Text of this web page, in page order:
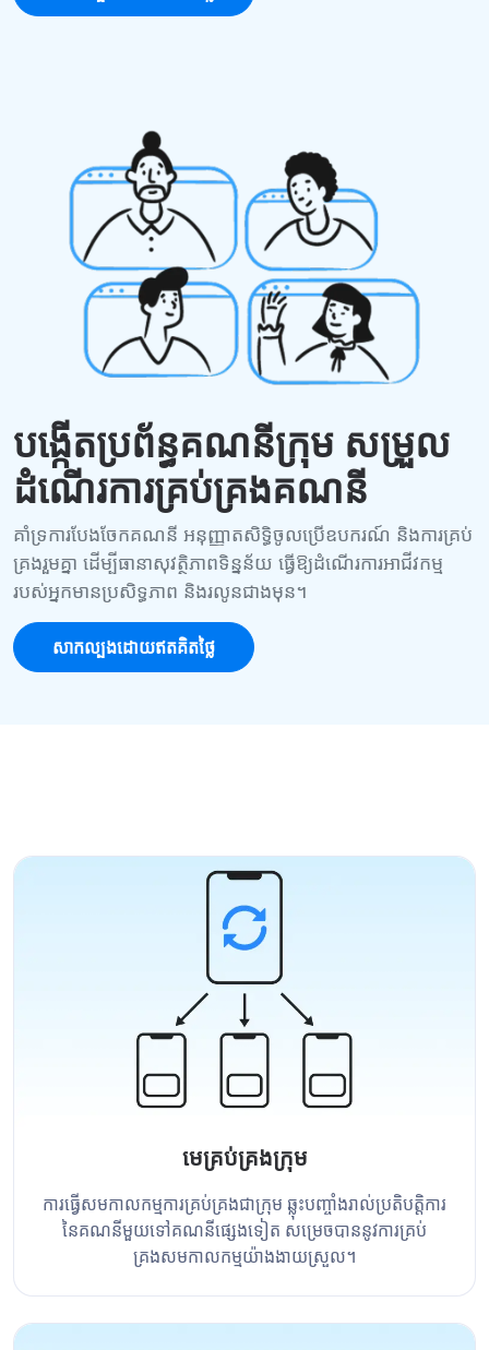
បង្កើតប្រព័ន្ធគណនីក្រុម សម្រួល
ដំណើរការគ្រប់គ្រងគណនី
គាំទ្រការបែងចែកគណនី អនុញ្ញាតសិទ្ធិចូលប្រើឧបករណ៍ និងការគ្រប់
គ្រងរួមគ្នា ដើម្បីធានាសុវត្ថិភាពទិន្នន័យ ធ្វើឱ្យដំណើរការអាជីវកម្ម
របស់អ្នកមានប្រសិទ្ធភាព និងរលូនជាងមុន។
សាកល្បងដោយឥតគិតថ្លៃ
មេគ្រប់គ្រងក្រុម
ការធ្វើសមកាលកម្មការគ្រប់គ្រងជាក្រុម ឆ្លុះបញ្ចាំងរាល់ប្រតិបត្តិការ
នៃគណនីមួយទៅគណនីផ្សេងទៀត សម្រេចបាននូវការគ្រប់
គ្រងសមកាលកម្មយ៉ាងងាយស្រួល។